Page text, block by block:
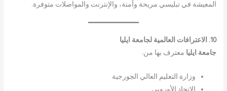
المعيشة في تبليسي مريحة وآمنة، والإنترنت والمواصلات متوفرة.
10. الاعترافات العالمية لجامعة ايليا
جامعة ايليا معترف بها من:
وزارة التعليم العالي الجورجية
الاتحاد الأوروبي